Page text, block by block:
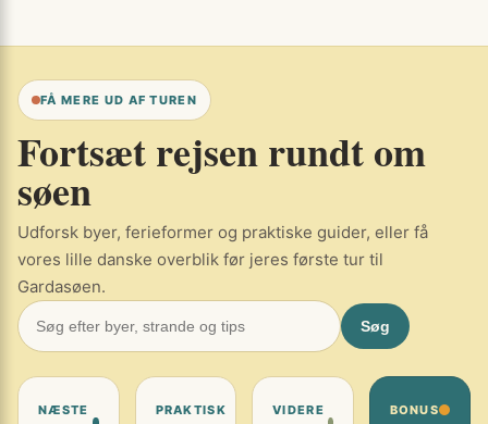
FÅ MERE UD AF TUREN
Fortsæt rejsen rundt om
søen
Udforsk byer, ferieformer og praktiske guider, eller få
vores lille danske overblik før jeres første tur til
Gardasøen.
Søg
NÆSTE
PRAKTISK
VIDERE
BONUS